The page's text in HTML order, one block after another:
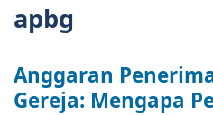
apbg
Anggaran
Gereja: Mengapa